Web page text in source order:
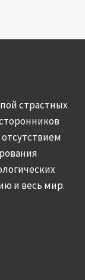
страстных
и весь мир.